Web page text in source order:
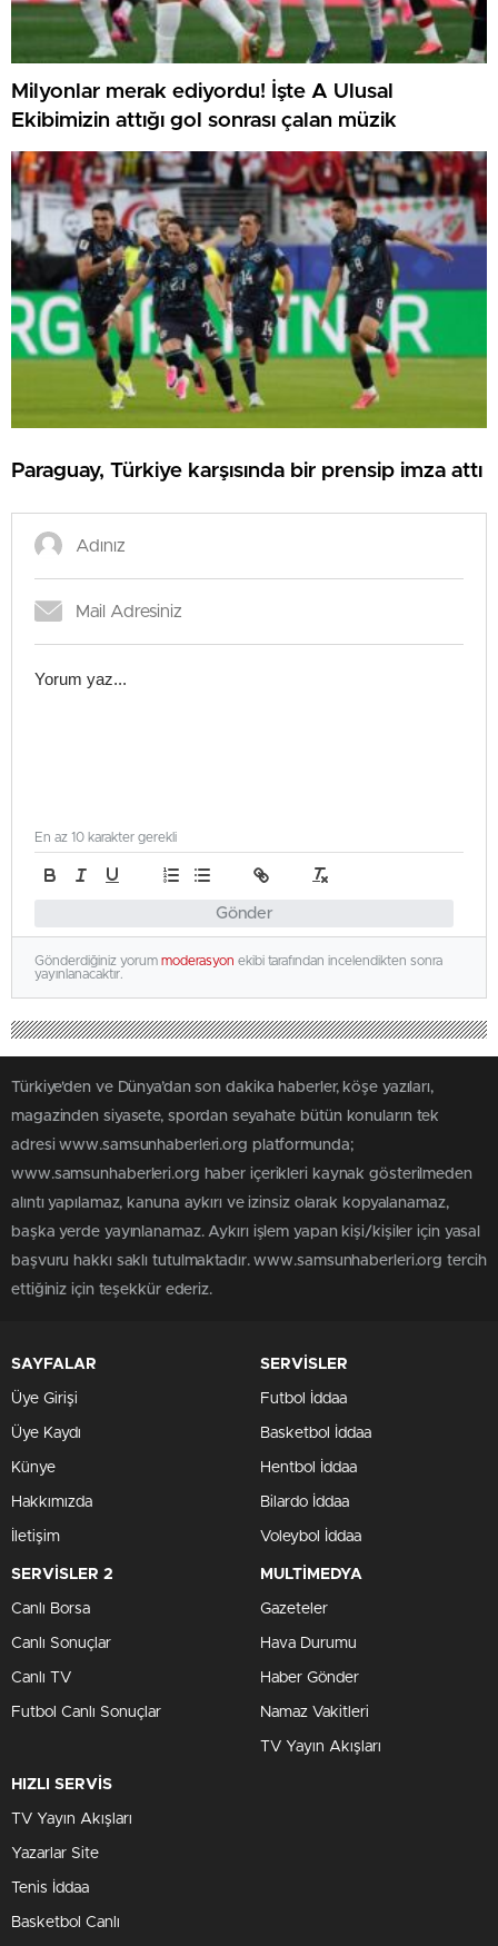
Milyonlar merak ediyordu! İşte A Ulusal
Ekibimizin attığı gol sonrası çalan müzik
Paraguay, Türkiye karşısında bir prensip imza attı
Gönder
En az 10 karakter gerekli
Gönderdiğiniz yorum moderasyon ekibi tarafından incelendikten sonra
yayınlanacaktır.
Türkiye'den ve Dünya’dan son dakika haberler, köşe yazıları,
magazinden siyasete, spordan seyahate bütün konuların tek
adresi www.samsunhaberleri.org platformunda;
www.samsunhaberleri.org haber içerikleri kaynak gösterilmeden
alıntı yapılamaz, kanuna aykırı ve izinsiz olarak kopyalanamaz,
başka yerde yayınlanamaz. Aykırı işlem yapan kişi/kişiler için yasal
başvuru hakkı saklı tutulmaktadır. www.samsunhaberleri.org tercih
ettiğiniz için teşekkür ederiz.
SAYFALAR
Üye Girişi
Üye Kaydı
Künye
Hakkımızda
İletişim
SERVİSLER
Futbol İddaa
Basketbol İddaa
Hentbol İddaa
Bilardo İddaa
Voleybol İddaa
SERVİSLER 2
Canlı Borsa
Canlı Sonuçlar
Canlı TV
Futbol Canlı Sonuçlar
MULTİMEDYA
Gazeteler
Hava Durumu
Haber Gönder
Namaz Vakitleri
TV Yayın Akışları
HIZLI SERVİS
TV Yayın Akışları
Yazarlar Site
Tenis İddaa
Basketbol Canlı